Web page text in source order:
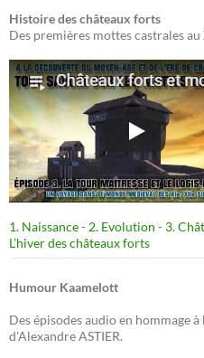
Histoire des châteaux forts
Des premières mottes castrales au
1. Naissance- 2. Evolution - 3.
L’hiver des châteaux forts
Humour Kaamelott
Des épisodes audio en hommage à
d'Alexandre ASTIER.